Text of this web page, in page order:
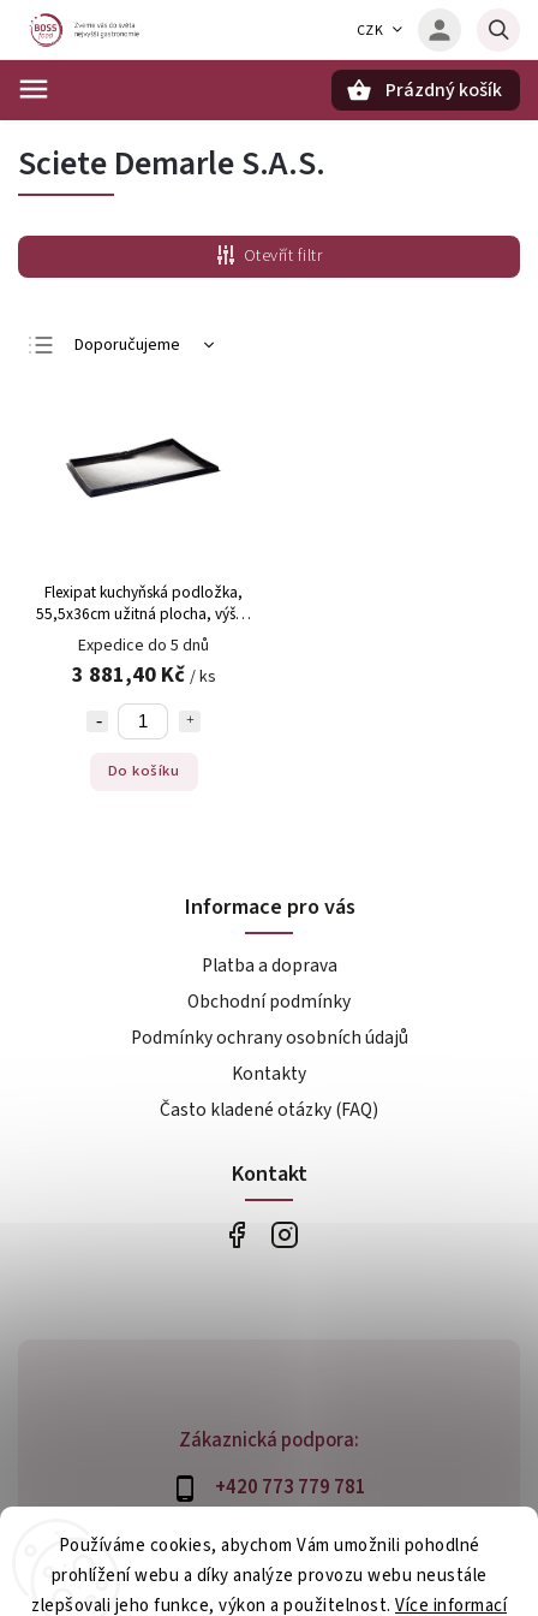
Používáme cookies, abychom Vám umožnili pohodlné
prohlížení webu a díky analýze provozu webu neustále
zlepšovali jeho funkce, výkon a použitelnost. Více informací
CZK
Prázdný košík
Sciete Demarle S.A.S.
Otevřít filtr
Doporučujeme
Nejprodávanější
Abecedně
Flexipat kuchyňská podložka,
55,5x36cm užitná plocha, výška
okraje 20mm, FT-01020, 1 ks
Expedice do 5 dnů
3 881,40 Kč / ks
Do košíku
Zákaznická podpora:
+420 773 779 781
info@bossfood.cz
Informace pro vás
Platba a doprava
Obchodní podmínky
Podmínky ochrany osobních údajů
Kontakty
Často kladené otázky (FAQ)
Kontakt